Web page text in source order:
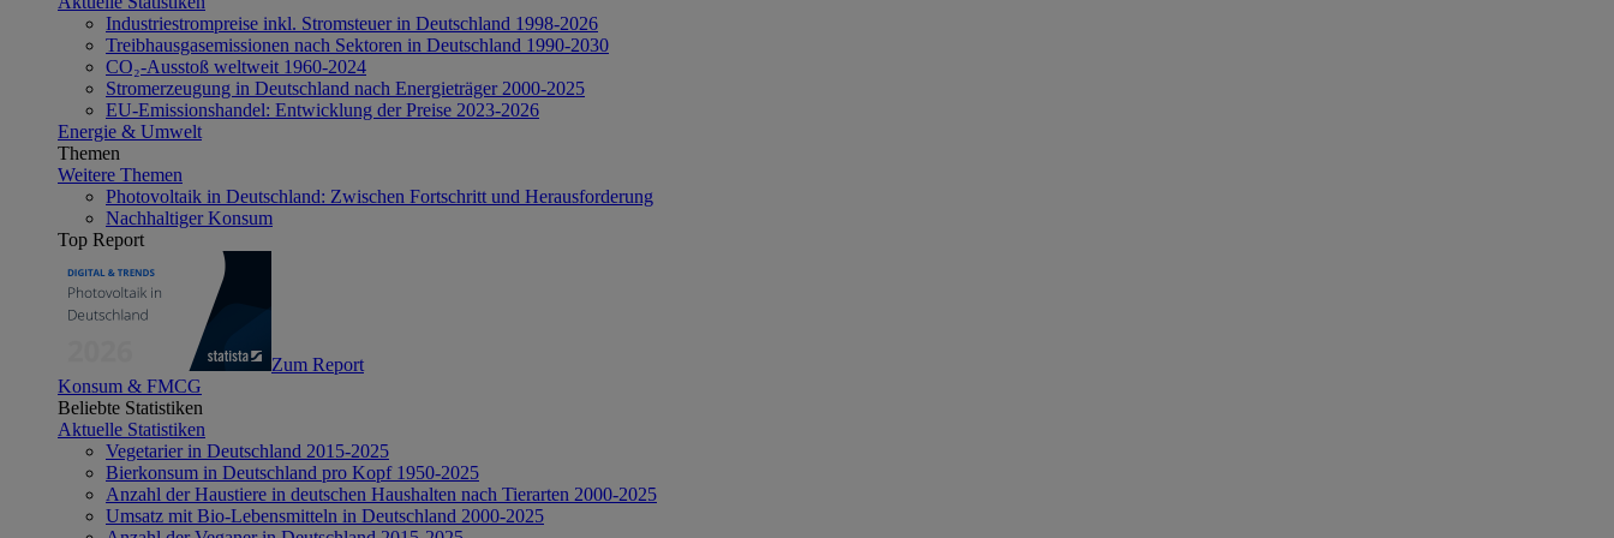
Industriestrompreise inkl. Stromsteuer in Deutschland 1998-2026
Treibhausgasemissionen nach Sektoren in Deutschland 1990-2030
CO₂-Ausstoß weltweit 1960-2024
Stromerzeugung in Deutschland nach Energieträger 2000-2025
EU-Emissionshandel: Entwicklung der Preise 2023-2026
Energie & Umwelt
Themen
Weitere Themen
Photovoltaik in Deutschland: Zwischen Fortschritt und Herausforderung
Nachhaltiger Konsum
Top Report
Zum Report
Konsum & FMCG
Beliebte Statistiken
Aktuelle Statistiken
Vegetarier in Deutschland 2015-2025
Bierkonsum in Deutschland pro Kopf 1950-2025
Anzahl der Haustiere in deutschen Haushalten nach Tierarten 2000-2025
Umsatz mit Bio-Lebensmitteln in Deutschland 2000-2025